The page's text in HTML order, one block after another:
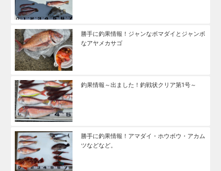
勝手に釣果情報！ジャンなボマダイとジャンボ
なアヤメカサゴ
釣果情報～出ました！釣戦状クリア第1号～
勝手に釣果情報！アマダイ・ホウボウ・アカム
ツなどなど。